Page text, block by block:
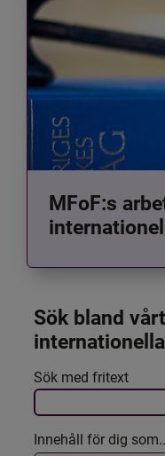
MFoF:s
Sök bland
Filtrera resultatet
Det här formuläret
Sök med fritext
Innehåll för dig